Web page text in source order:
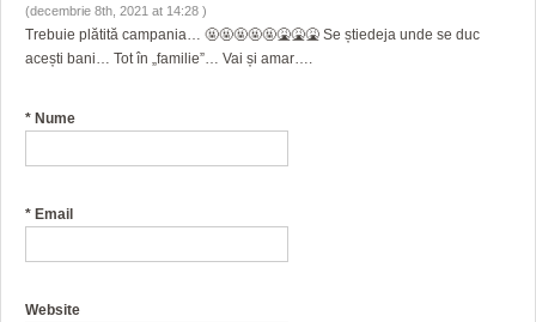
(decembrie 8th, 2021 at 14:28 )
Trebuie plătită campania… 🤬🤬🤬🤬🤬🤮🤮🤮 Se știedeja unde se duc
acești bani… Tot în „familie”… Vai și amar….
* Nume
* Email
Website